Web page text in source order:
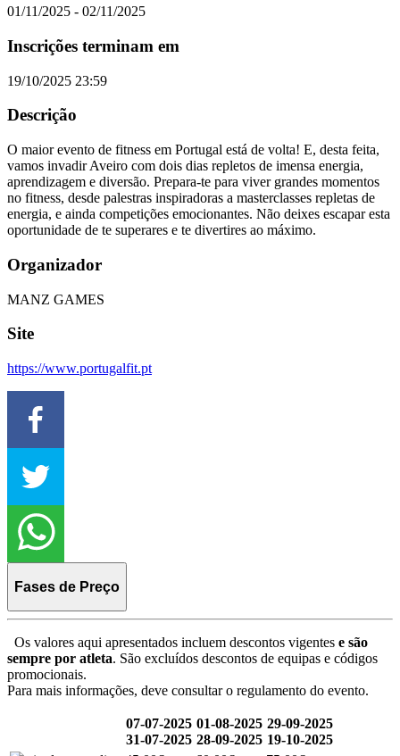
01/11/2025 - 02/11/2025
Inscrições terminam em
19/10/2025 23:59
Descrição
O maior evento de fitness em Portugal está de volta! E, desta feita,
vamos invadir Aveiro com dois dias repletos de imensa energia,
aprendizagem e diversão. Prepara-te para viver grandes momentos
no fitness, desde palestras inspiradoras a masterclasses repletas de
energia, e ainda competições emocionantes. Não deixes escapar esta
oportunidade de te superares e te divertires ao máximo.
Organizador
MANZ GAMES
Site
https://www.portugalfit.pt
Fases de Preço
Os valores aqui apresentados incluem descontos vigentes e são
sempre por atleta. São excluídos descontos de equipas e códigos
promocionais.
Para mais informações, deve consultar o regulamento do evento.
07-07-2025
31-07-2025
01-08-2025
28-09-2025
29-09-2025
19-10-2025